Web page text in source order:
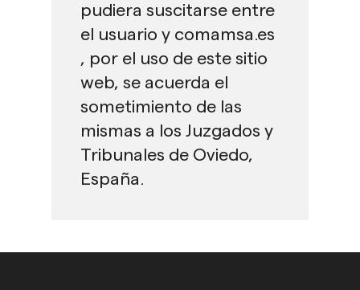
pudiera suscitarse entre
el usuario y comamsa.es
, por el uso de este sitio
web, se acuerda el
sometimiento de las
mismas a los Juzgados y
Tribunales de Oviedo,
España.